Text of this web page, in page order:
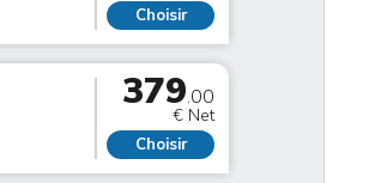
Choisir
379.00
€ Net
Choisir